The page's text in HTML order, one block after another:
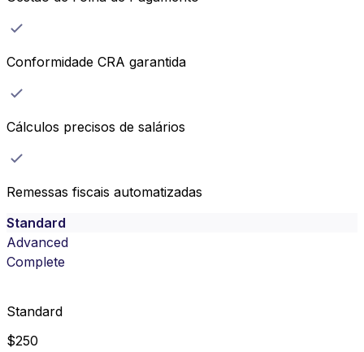
Conformidade CRA garantida
Cálculos precisos de salários
Remessas fiscais automatizadas
Standard
Advanced
Complete
Standard
$250